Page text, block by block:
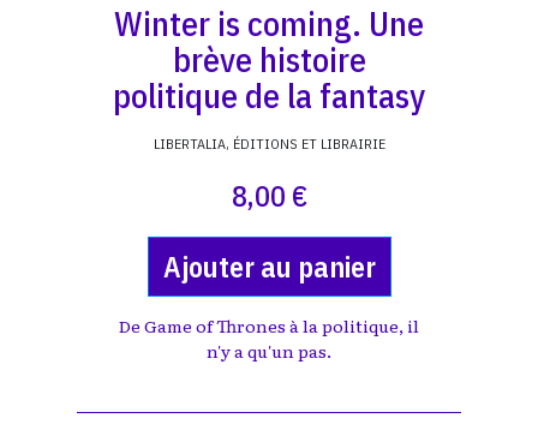
Winter is coming. Une
brève histoire
politique de la fantasy
LIBERTALIA, ÉDITIONS ET LIBRAIRIE
8,00 €
Ajouter au panier
De Game of Thrones à la politique, il
n'y a qu'un pas.